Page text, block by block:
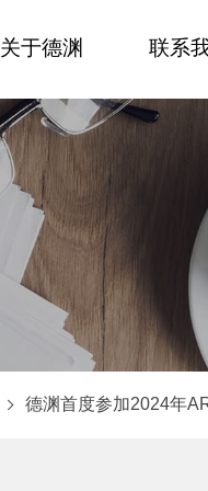
关于德渊 联系
德渊首度参加2024年